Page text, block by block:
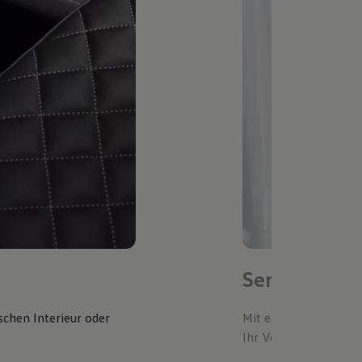
Interieur oder
Service-
Mit einem
Ihr Volkswagen